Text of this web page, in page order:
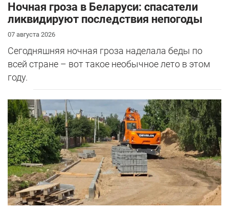
Ночная гроза в Беларуси: спасатели
ликвидируют последствия непогоды
07 августа 2026
Сегодняшняя ночная гроза наделала беды по
всей стране – вот такое необычное лето в этом
году.